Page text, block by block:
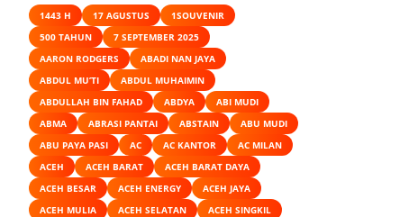
1443 H 17 AGUSTUS
1SOUVENIR
500 TAHUN
7 SEPTEMBER 2025
AARON RODGERS
ABADI NAN JAYA
ABDUL MU’TI
ABDUL MUHAIMIN
ABDULLAH BIN FAHAD
ABDYA
ABI MUDI
ABMA
ABRASI PANTAI ABSTAIN
ABU MUDI
ABU PAYA PASI
AC AC KANTOR
AC MILAN
ACEH
ACEH BARAT
ACEH BARAT DAYA
ACEH BESAR
ACEH ENERGY
ACEH JAYA
ACEH MULIA
ACEH SELATAN
ACEH SINGKIL